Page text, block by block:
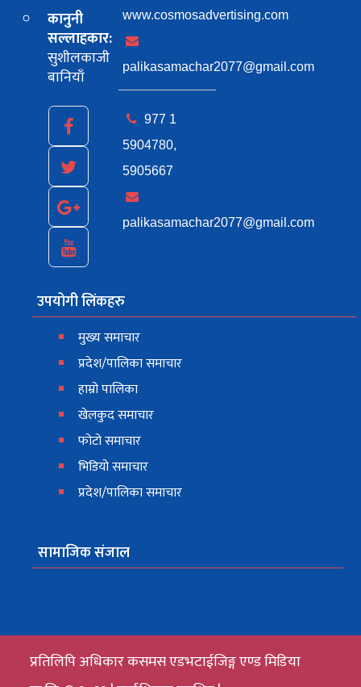
कानुनी
सल्लाहकार:
सुशीलकाजी
बानियाँ
www.cosmosadvertising.com
palikasamachar2077@gmail.com
977 1
5904780,
5905667
palikasamachar2077@gmail.com
उपयोगी लिंकहरु
मुख्य समाचार
प्रदेश/पालिका समाचार
हाम्रो पालिका
खेलकुद समाचार
फोटो समाचार
भिडियो समाचार
प्रदेश/पालिका समाचार
सामाजिक संजाल
प्रतिलिपि अधिकार कसमस एडभटाईजिङ्ग एण्ड मिडिया